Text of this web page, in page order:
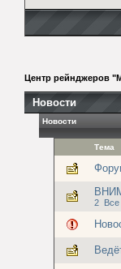
Центр рейнджеров
Новости
Новости
Тема
2 Все